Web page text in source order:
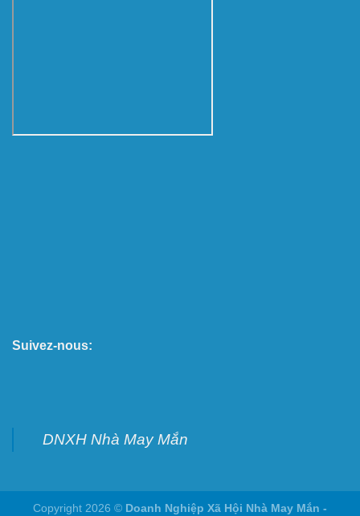
Suivez-nous:
DNXH Nhà May Mắn
Copyright 2026 © Doanh Nghiệp Xã Hội Nhà May Mắn -